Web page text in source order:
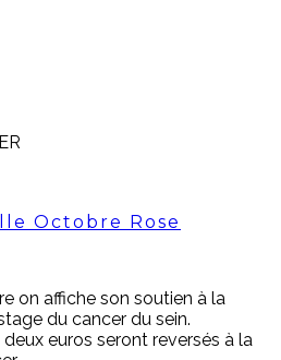
Octobre Rose
on affiche son soutien à la
du cancer du sein.
euros seront reversés à la